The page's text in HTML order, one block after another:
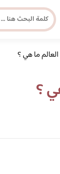
مجلة
العالم ما هي ؟
؟